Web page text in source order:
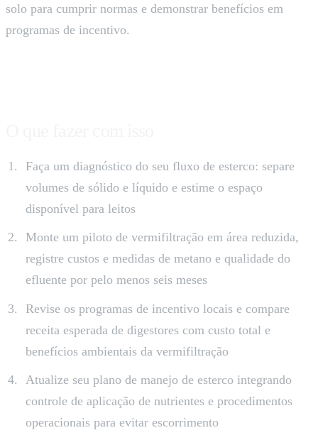
solo para cumprir normas e demonstrar benefícios em
programas de incentivo.
Faça um diagnóstico do seu fluxo de esterco: separe
volumes de sólido e líquido e estime o espaço
disponível para leitos
Monte um piloto de vermifiltração em área reduzida,
registre custos e medidas de metano e qualidade do
efluente por pelo menos seis meses
Revise os programas de incentivo locais e compare
receita esperada de digestores com custo total e
benefícios ambientais da vermifiltração
Atualize seu plano de manejo de esterco integrando
controle de aplicação de nutrientes e procedimentos
operacionais para evitar escorrimento